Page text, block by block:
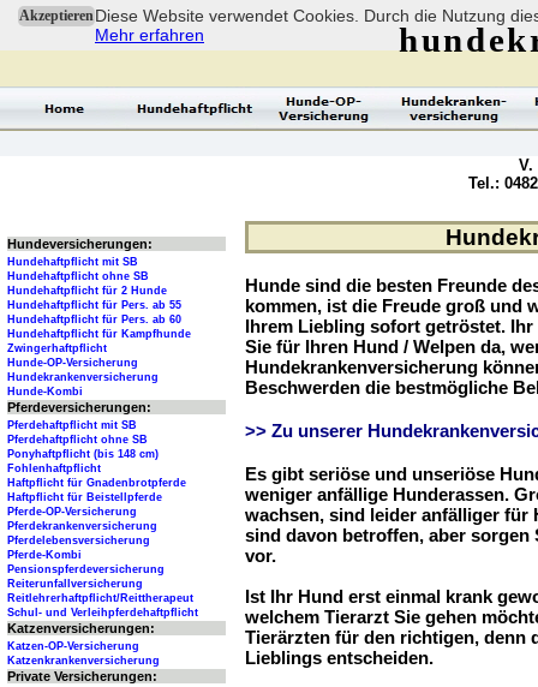
AkzeptierenDiese Website verwendet Cookies. Durch die Nutzung
Mehr erfahren
Hunde sind die besten Freunde
kommen, ist die Freude groß und
Ihrem Liebling sofort getröstet.
Sie für Ihren Hund / Welpen da,
Hundekrankenversicherung
Beschwerden die bestmögliche
>> Zu unserer
Es gibt seriöse und unseriöse
weniger anfällige Hunderassen.
wachsen, sind leider anfälliger für
sind davon betroffen, aber sorgen
vor.
Ist Ihr Hund erst einmal krank
welchem Tierarzt Sie gehen
Tierärzten für den richtigen, denn
Lieblings entscheiden.
Hundeversicherungen:
Hundehaftpflicht mit SB
Hundehaftpflicht ohne SB
Hundehaftpflicht für 2 Hunde
Hundehaftpflicht für Pers. ab 55
Hundehaftpflicht für Pers. ab 60
Hundehaftpflicht für Kampfhunde
Zwingerhaftpflicht
Hunde-OP-Versicherung
Hundekrankenversicherung
Hunde-Kombi
Pferdeversicherungen:
Pferdehaftpflicht mit SB
Pferdehaftpflicht ohne SB
Ponyhaftpflicht (bis 148 cm)
Fohlenhaftpflicht
Haftpflicht für Gnadenbrotpferde
Haftpflicht für Beistellpferde
Pferde-OP-Versicherung
Pferdekrankenversicherung
Pferdelebensversicherung
Pferde-Kombi
Pensionspferdeversicherung
Reiterunfallversicherung
Reitlehrerhaftpflicht/Reittherapeut
Schul- und Verleihpferdehaftpflicht
Katzenversicherungen:
Katzen-OP-Versicherung
Katzenkrankenversicherung
Private Versicherungen:
V.
Tel.: